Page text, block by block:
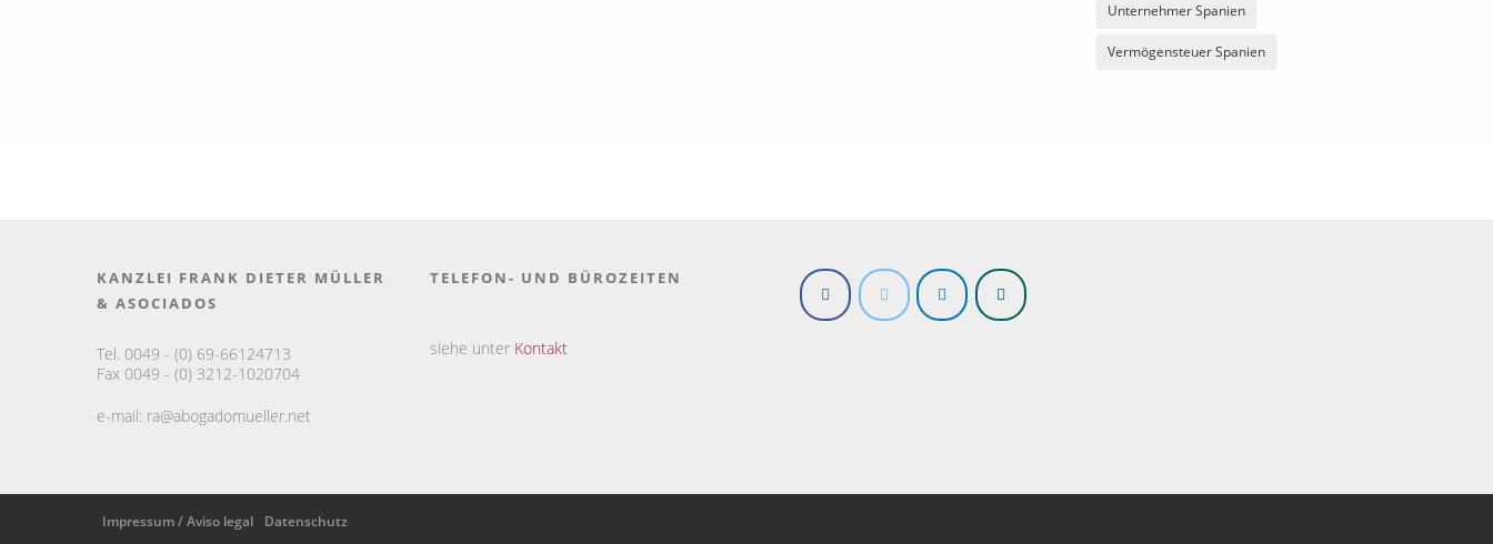
Unternehmer Spanien
Vermögensteuer Spanien
KANZLEI FRANK DIETER MÜLLER
& ASOCIADOS
Tel. 0049 - (0) 69-66124713
Fax 0049 - (0) 3212-1020704
e-mail: ra@abogadomueller.net
TELEFON- UND BÜROZEITEN
siehe unter Kontakt
Impressum / Aviso legal Datenschutz